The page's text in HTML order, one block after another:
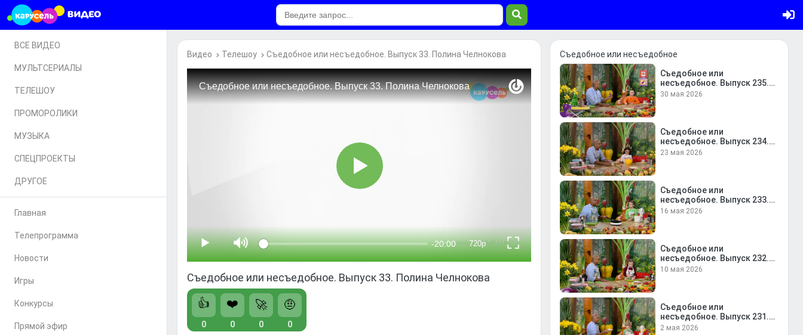
ВСЕ ВИДЕО
МУЛЬТСЕРИАЛЫ
ТЕЛЕШОУ
ПРОМОРОЛИКИ
МУЗЫКА
СПЕЦПРОЕКТЫ
ДРУГОЕ
Главная
Телепрограмма
Новости
Игры
Конкурсы
Прямой эфир
Видео Телешоу Съедобное или несъедобное. Выпуск 33. Полина Челнокова
Съедобное или несъедобное. Выпуск 33. Полина Челнокова
👍
0
❤️
0
🚀
0
🤨
0
Съедобное или несъедобное
Съедобное или
несъедобное. Выпуск 235.
Даниил Козлов и пицца
30 мая 2026
Съедобное или
несъедобное. Выпуск 234.
Юлиана Бибани и
23 мая 2026
Съедобное или
несъедобное. Выпуск 233.
Володя Калиничев и блины
16 мая 2026
Съедобное или
несъедобное. Выпуск 232.
Саша Борискина и оливье
10 мая 2026
Съедобное или
несъедобное. Выпуск 231.
Давид Елисеев и печенье
2 мая 2026